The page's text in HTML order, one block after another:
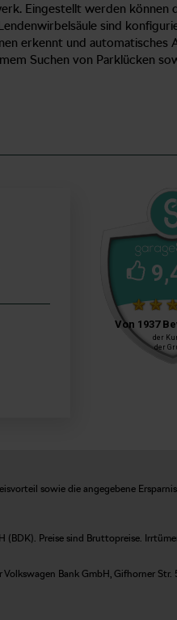
Eingestellt werden
sind
erkennt und
Suchen von Parklücken
sowie die angegebene
(BDK). Preise sind Bruttopreise.
Bank GmbH, Gifhorner